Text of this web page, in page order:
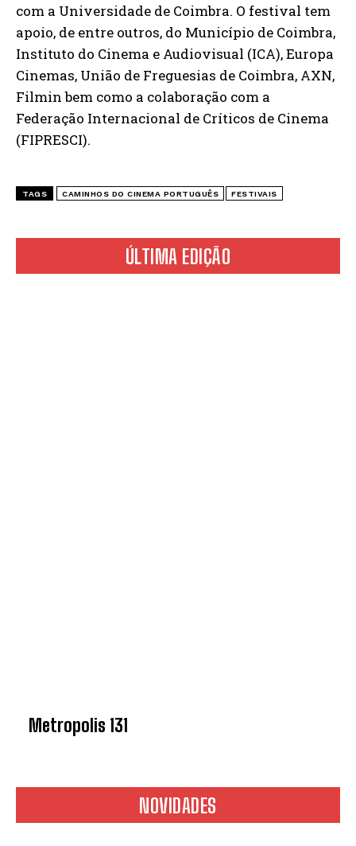
ÚLTIMA EDIÇÃO
Metropolis 131
NOVIDADES
com a Universidade de Coimbra. O festival tem
apoio, de entre outros, do Município de Coimbra,
Instituto do Cinema e Audiovisual (ICA), Europa
Cinemas, União de Freguesias de Coimbra, AXN,
Filmin bem como a colaboração com a
Federação Internacional de Críticos de Cinema
(FIPRESCI).
TAGS CAMINHOS DO CINEMA PORTUGUÊS FESTIVAIS